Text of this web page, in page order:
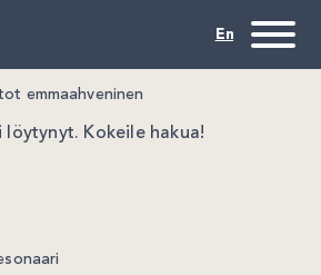
emmaahveninen
löytynyt. Kokeile hakua!